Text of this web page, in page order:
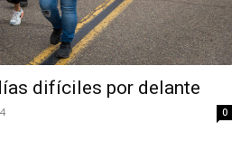
difíciles por delante
0